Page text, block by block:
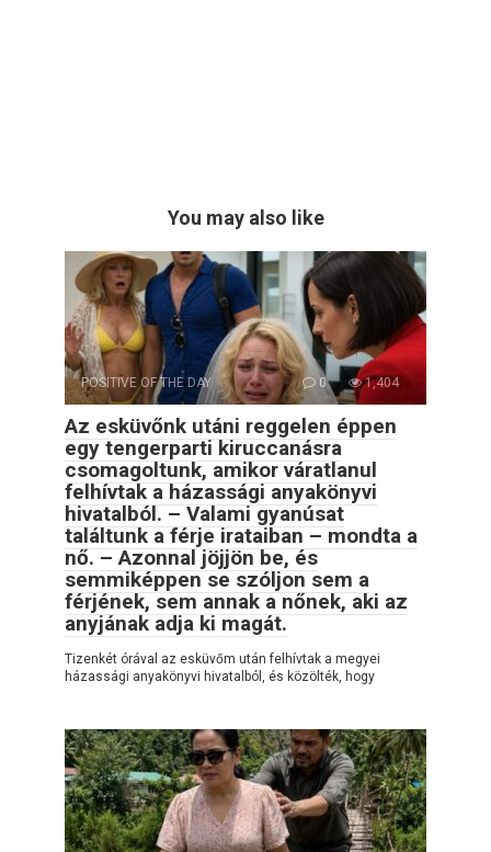
You may also like
POSITIVE OF THE DAY 0 1,404
Az esküvőnk utáni reggelen éppen
egy tengerparti kiruccanásra
csomagoltunk, amikor váratlanul
felhívtak a házassági anyakönyvi
hivatalból. – Valami gyanúsat
találtunk a férje irataiban – mondta a
nő. – Azonnal jöjjön be, és
semmiképpen se szóljon sem a
férjének, sem annak a nőnek, aki az
anyjának adja ki magát.
Tizenkét órával az esküvőm után felhívtak a megyei
házassági anyakönyvi hivatalból, és közölték, hogy